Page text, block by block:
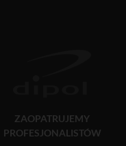
ZAOPATRUJEMY
PROFESJONALISTÓW